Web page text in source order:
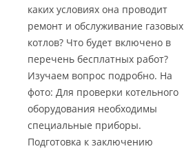
каких условиях она проводит
ремонт и обслуживание газовых
котлов? Что будет включено в
перечень бесплатных работ?
Изучаем вопрос подробно. На
фото: Для проверки котельного
оборудования необходимы
специальные приборы.
Подготовка к заключению